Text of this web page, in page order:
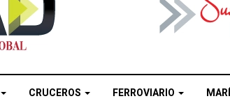
CRUCEROS FERROVIARIO